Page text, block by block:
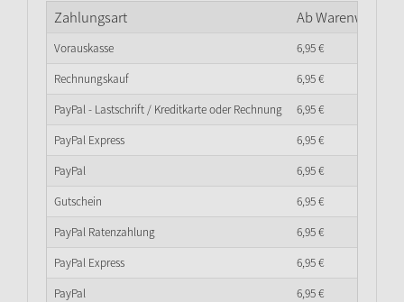
Zahlungsart Ab Warenwert
Vorauskasse 6,95€
Rechnungskauf
6,95€
PayPal - Lastschrift / Kreditkarte oder Rechnung
6,95€
PayPal Express
6,95€
PayPal
6,95€
Gutschein
6,95€
PayPal Ratenzahlung
6,95€
PayPal Express
6,95€
PayPal
6,95€